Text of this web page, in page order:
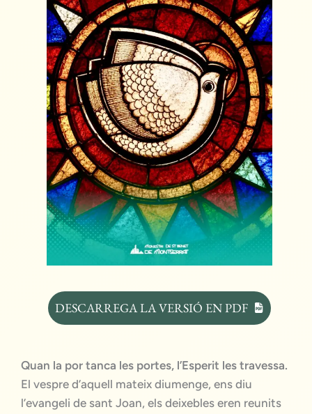
DESCARREGA LA VERSIÓ EN PDF
Quan la por tanca les portes, l’Esperit les travessa.
El vespre d’aquell mateix diumenge, ens diu
l’evangeli de sant Joan, els deixebles eren reunits